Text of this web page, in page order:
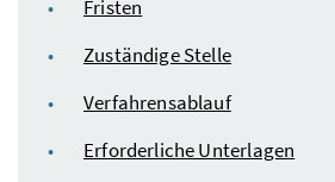
Fristen
Zuständige Stelle
Verfahrensablauf
Erforderliche Unterlagen